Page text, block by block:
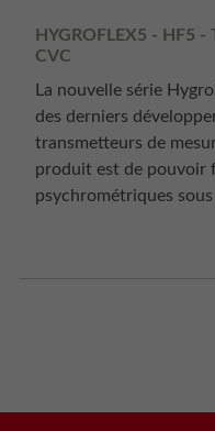
HYGROFLEX5 - HF5 -
CVC
La nouvelle série
des derniers
transmetteurs de
produit est de pouvoir
psychrométriques